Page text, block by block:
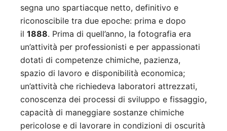
segna uno spartiacque netto, definitivo e
riconoscibile tra due epoche: prima e dopo
il 1888. Prima di quell’anno, la fotografia era
un’attività per professionisti e per appassionati
dotati di competenze chimiche, pazienza,
spazio di lavoro e disponibilità economica;
un’attività che richiedeva laboratori attrezzati,
conoscenza dei processi di sviluppo e fissaggio,
capacità di maneggiare sostanze chimiche
pericolose e di lavorare in condizioni di oscurità